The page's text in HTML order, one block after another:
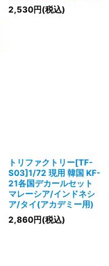
2,530円(税込)
トリファクトリー[TF-
S03]1/72 現用 韓国 KF-
21各国デカールセット
マレーシア/インドネシ
ア/タイ(アカデミー用)
2,860円(税込)